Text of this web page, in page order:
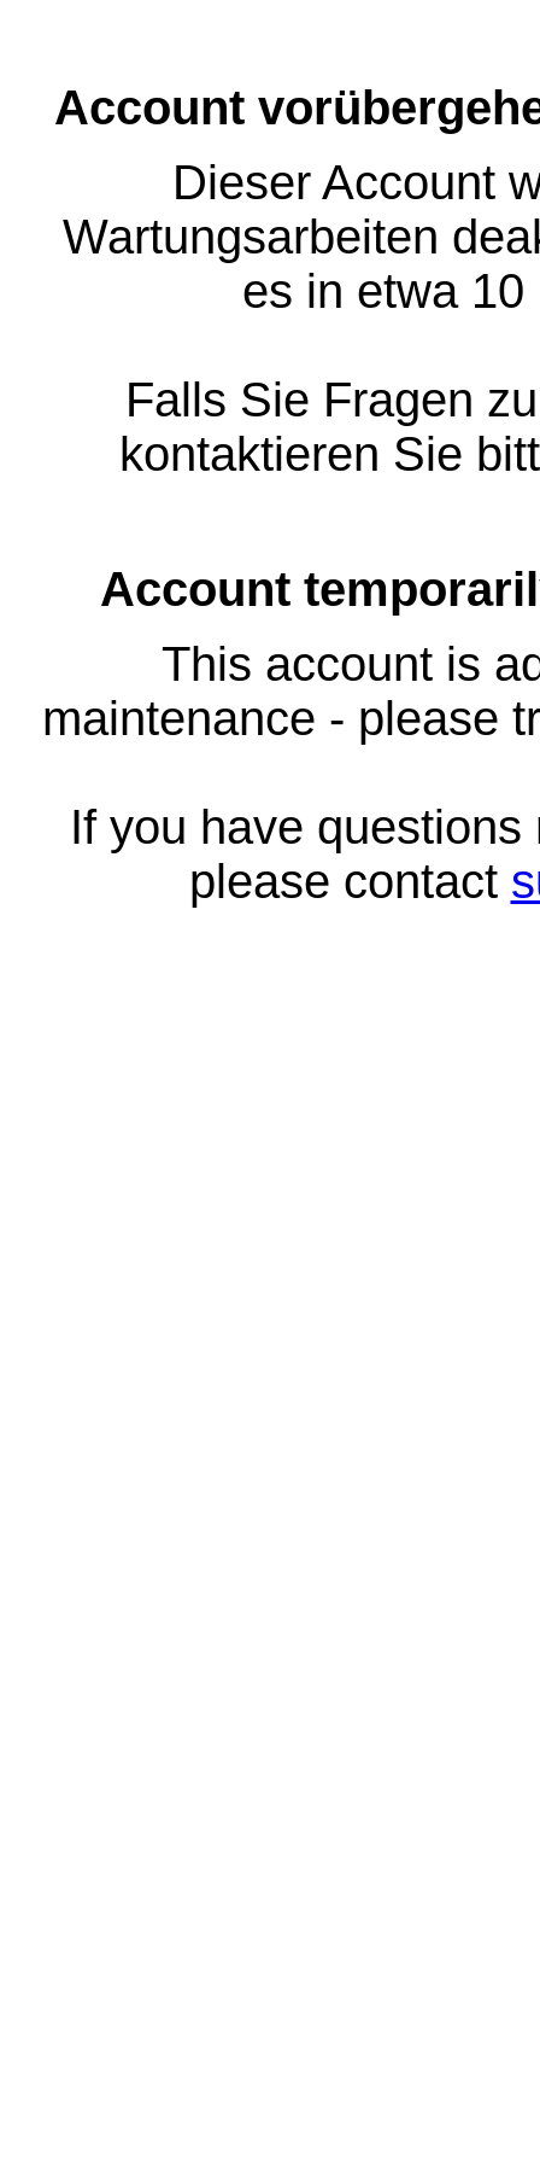
Account
Dieser Account
Wartungsarbeiten
es in etwa
Falls Sie Fragen
kontaktieren Sie
Account
This account is
maintenance - please
If you have
please contact